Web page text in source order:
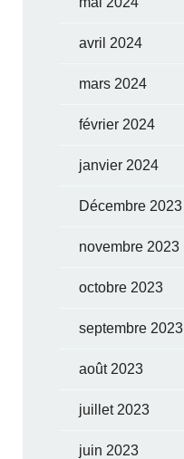
avril 2024
mars 2024
février 2024
janvier 2024
Décembre 2023
novembre 2023
octobre 2023
septembre 2023
août 2023
juillet 2023
juin 2023